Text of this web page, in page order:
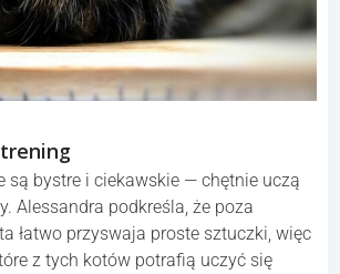
są bystre i ciekawskie — chętnie uczą
Alessandra podkreśla, że poza
łatwo przyswaja proste sztuczki, więc
z tych kotów potrafią uczyć się